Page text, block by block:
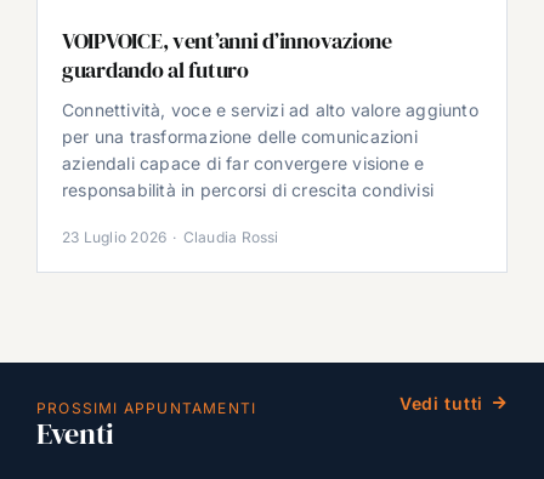
VOIPVOICE, vent’anni d’innovazione
guardando al futuro
Connettività, voce e servizi ad alto valore aggiunto
per una trasformazione delle comunicazioni
aziendali capace di far convergere visione e
responsabilità in percorsi di crescita condivisi
23 Luglio 2026 · Claudia Rossi
PROSSIMI APPUNTAMENTI
Eventi
Vedi tutti